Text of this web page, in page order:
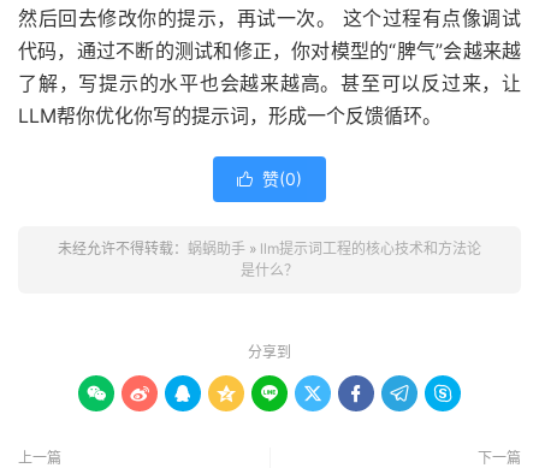
然后回去修改你的提示，再试一次。 这个过程有点像调试
代码，通过不断的测试和修正，你对模型的“脾气”会越来越
了解，写提示的水平也会越来越高。甚至可以反过来，让
LLM帮你优化你写的提示词，形成一个反馈循环。
 赞(0)
未经允许不得转载： 蜗蜗助手 » llm提示词工程的核心技术和方法论
是什么？
分享到
        
上一篇 下一篇